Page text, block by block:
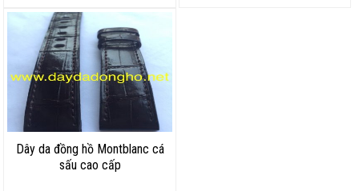
Dây da đồng hồ Montblanc cá
sấu cao cấp